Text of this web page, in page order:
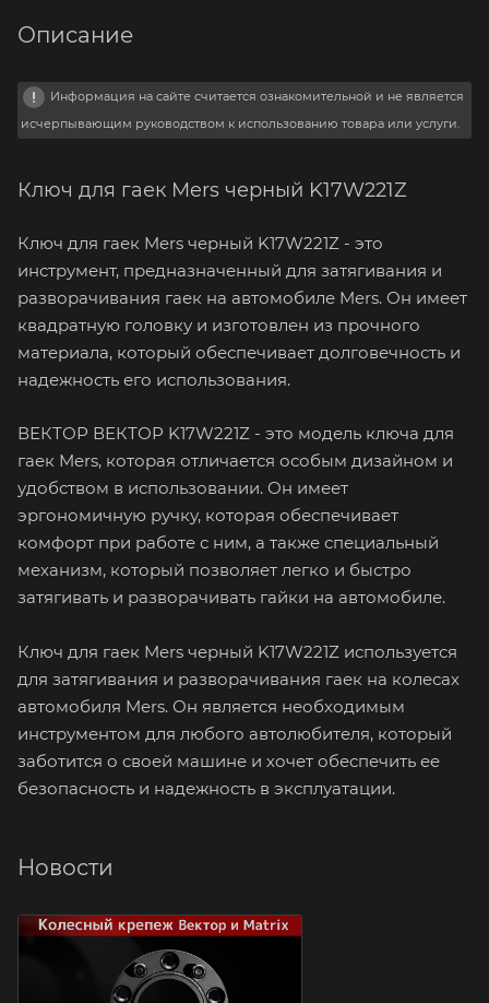
Описание
Информация на сайте считается ознакомительной и не является
исчерпывающим руководством к использованию товара или услуги.
Ключ для гаек Mers черный K17W221Z
Ключ для гаек Mers черный K17W221Z - это
инструмент, предназначенный для затягивания и
разворачивания гаек на автомобиле Mers. Он имеет
квадратную головку и изготовлен из прочного
материала, который обеспечивает долговечность и
надежность его использования.
ВЕКТОР ВЕКТОР K17W221Z - это модель ключа для
гаек Mers, которая отличается особым дизайном и
удобством в использовании. Он имеет
эргономичную ручку, которая обеспечивает
комфорт при работе с ним, а также специальный
механизм, который позволяет легко и быстро
затягивать и разворачивать гайки на автомобиле.
Ключ для гаек Mers черный K17W221Z используется
для затягивания и разворачивания гаек на колесах
автомобиля Mers. Он является необходимым
инструментом для любого автолюбителя, который
заботится о своей машине и хочет обеспечить ее
безопасность и надежность в эксплуатации.
Новости